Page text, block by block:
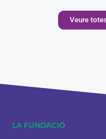
Veure
LA FUNDACIÓ